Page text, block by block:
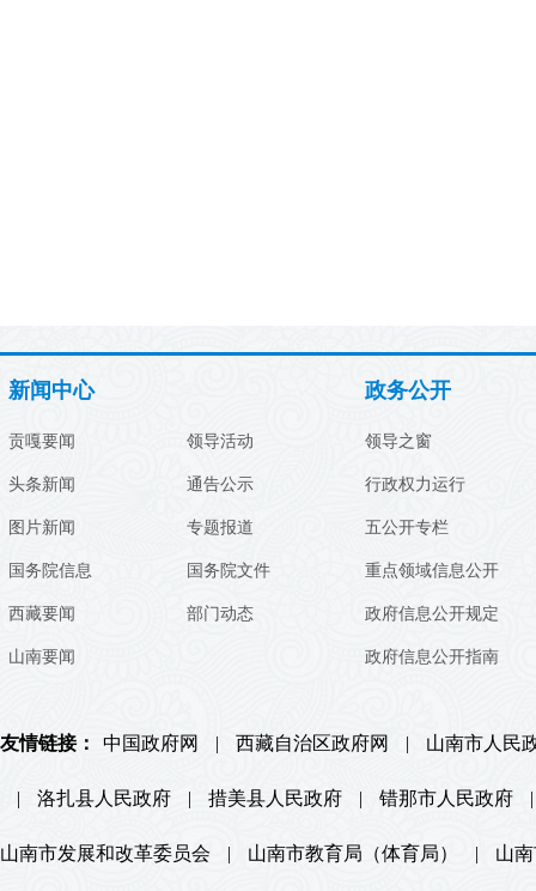
新闻中心
贡嘎要闻
头条新闻
图片新闻
国务院信息
西藏要闻
山南要闻
领导活动
通告公示
专题报道
国务院文件
部门动态
政务公开
领导之窗
行政权力运行
五公开专栏
重点领域信息公开
政府信息公开规定
政府信息公开指南
友情链接： 中国政府网 | 西藏自治区政府网 | 山南市人民
| 洛扎县人民政府 | 措美县人民政府 | 错那市人民政府 |
山南市发展和改革委员会 | 山南市教育局（体育局） | 山